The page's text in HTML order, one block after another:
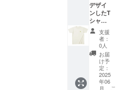
デザイ
ンしたT
シャツ
を提供
しま
す。 ・
サイズ
展開：
S, M,
L,XL こ
のリ
支援
者：
0人
お届
け予
定：
2025
年06
月